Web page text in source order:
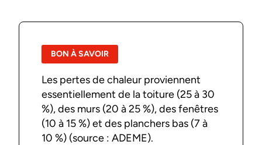
BON À SAVOIR
Les pertes de chaleur proviennent
essentiellement de la toiture (25 à 30
%), des murs (20 à 25 %), des fenêtres
(10 à 15 %) et des planchers bas (7 à
10 %) (source : ADEME).